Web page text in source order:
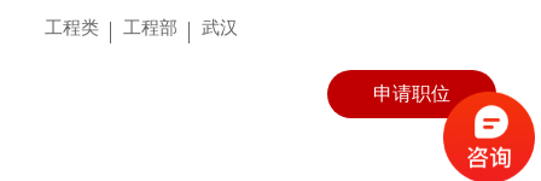
工程类 工程部 武汉
申请职位